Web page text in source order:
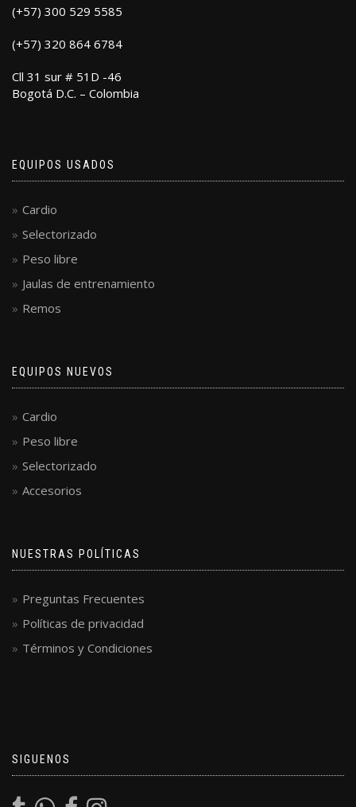
(+57) 300 529 5585
(+57) 320 864 6784
Cll 31 sur # 51D -46
Bogotá D.C. – Colombia
EQUIPOS USADOS
Cardio
Selectorizado
Peso libre
Jaulas de entrenamiento
Remos
EQUIPOS NUEVOS
Cardio
Peso libre
Selectorizado
Accesorios
NUESTRAS POLÍTICAS
Preguntas Frecuentes
Políticas de privacidad
Términos y Condiciones
SIGUENOS